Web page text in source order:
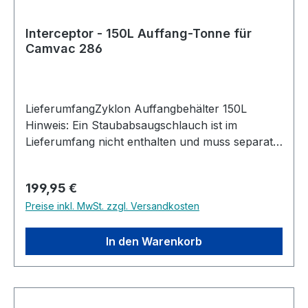
chmesser: 100mmNettogewicht: 6,85
kgAbmessungen (BxTxH): 370x412x875 mm
Interceptor - 150L Auffang-Tonne für
Camvac 286
LieferumfangZyklon Auffangbehälter 150L
Hinweis: Ein Staubabsaugschlauch ist im
Lieferumfang nicht enthalten und muss separat
herkömmliche Absaugsystem mit einem 100mm
Schlauch!Die neue Defender Interceptor-Serie
erweitert jedes 100mm Absaugsystem um einen
zusätzlichen Auffangbehälter, welcher die
Absauganlage und eine abzusaugende Maschine
gelangende Abfall drastisch reduziert, der Filter
Regulärer Preis:
199,95 €
Preise inkl. MwSt. zzgl. Versandkosten
In den Warenkorb